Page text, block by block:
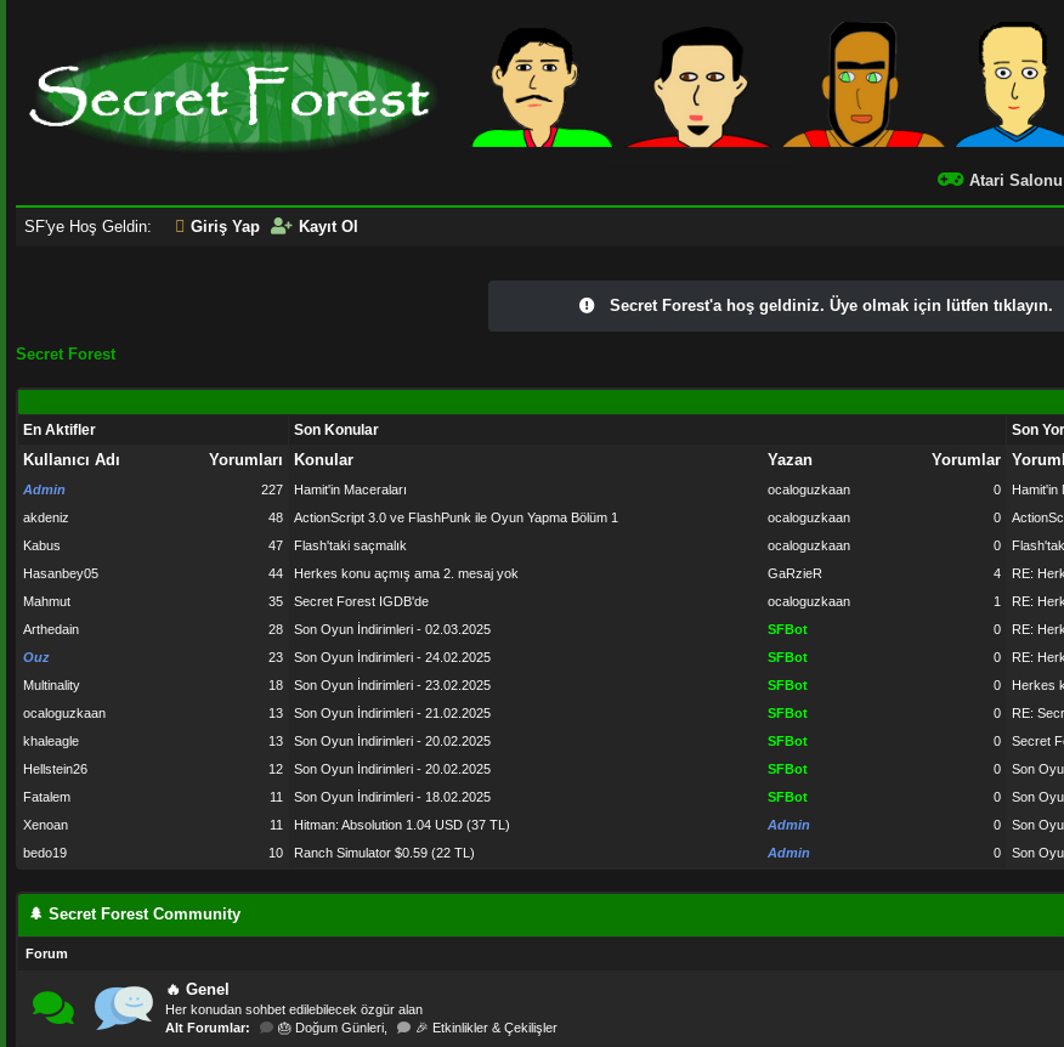
Atari Salonu
SF'ye Hoş Geldin: Giriş Yap Kayıt Ol
Secret Forest'a hoş geldiniz. Üye olmak için lütfen tıklayın.
Secret Forest
En Aktifler
Kullanıcı Adı Yorumları
Admin
227
akdeniz
48
Kabus
47
Hasanbey05
44
Mahmut
35
Arthedain
28
Ouz
23
Multinality
18
ocaloguzkaan
13
khaleagle
13
Hellstein26
12
Fatalem
11
Xenoan
11
bedo19
10
Son Konular
Konular Yazan Yorumlar
Hamit'in Maceraları ocaloguzkaan
0
ActionScript 3.0 ve FlashPunk ile Oyun Yapma Bölüm 1
ocaloguzkaan
0
Flash'taki saçmalık
ocaloguzkaan
0
Herkes konu açmış ama 2. mesaj yok
GaRzieR
4
Secret Forest IGDB'de
ocaloguzkaan
1
Son Oyun İndirimleri - 02.03.2025
SFBot
0
Son Oyun İndirimleri - 24.02.2025
SFBot
0
Son Oyun İndirimleri - 23.02.2025
SFBot
0
Son Oyun İndirimleri - 21.02.2025
SFBot
0
Son Oyun İndirimleri - 20.02.2025
SFBot
0
Son Oyun İndirimleri - 20.02.2025
SFBot
0
Son Oyun İndirimleri - 18.02.2025
SFBot
0
Hitman: Absolution 1.04 USD (37 TL)
Admin
0
Ranch Simulator $0.59 (22 TL)
Admin 0
Son
Hamit'in
RE:
RE:
RE:
RE:
Herkes
RE:
Secret
Son
Son
Son
Son
🌲 Secret Forest Community
Forum
🔥 Genel
Her konudan sohbet edilebilecek özgür alan
Alt Forumlar:
🎂 Doğum Günleri 🎉 Etkinlikler & Çekilişler